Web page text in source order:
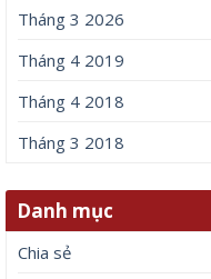
Tháng 3 2026
Tháng 4 2019
Tháng 4 2018
Tháng 3 2018
Danh mục
Chia sẻ